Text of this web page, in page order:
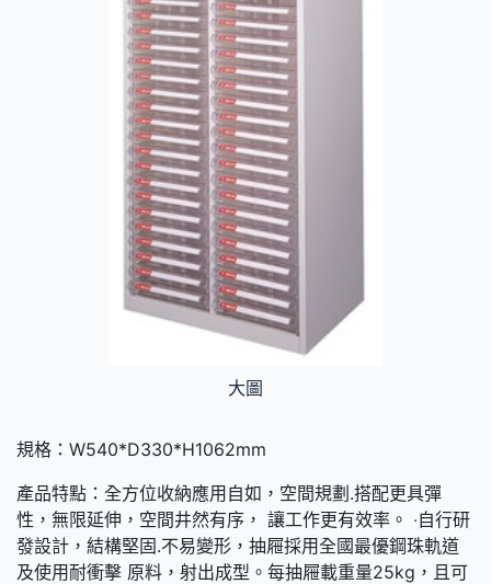
大圖
規格：W540*D330*H1062mm
產品特點：全方位收納應用自如，空間規劃.搭配更具彈
性，無限延伸，空間井然有序， 讓工作更有效率。 ‧自行研
發設計，結構堅固.不易變形，抽屜採用全國最優鋼珠軌道
及使用耐衝擊 原料，射出成型。每抽屜載重量25kg，且可